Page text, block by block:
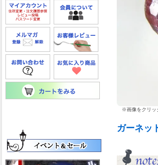
※画像をクリッ
ガーネッ